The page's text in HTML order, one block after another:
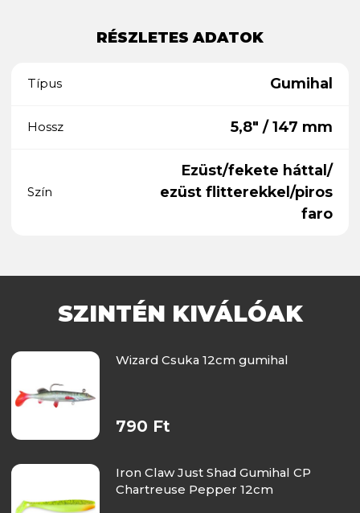
RÉSZLETES ADATOK
Típus Gumihal
Hossz 5,8" / 147 mm
Szín
Ezüst/fekete háttal/
ezüst flitterekkel/piros
faro
SZINTÉN KIVÁLÓAK
Wizard Csuka 12cm gumihal
790 Ft
Iron Claw Just Shad Gumihal CP
Chartreuse Pepper 12cm